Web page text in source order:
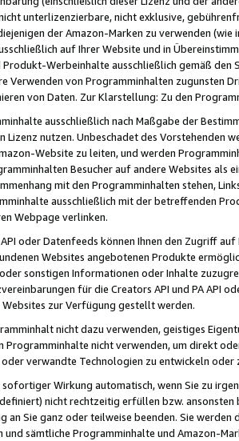
unterlizenzierbare, nicht exklusive,
der Amazon-Marken zu verwenden
auf Ihrer Website und in
Produkt-Werbeinhalte ausschließlich gemäß
Verwenden von Programminhalten zugunsten
von Daten. Zur Klarstellung: Zu den
ausschließlich nach Maßgabe der
Lizenz nutzen. Unbeschadet des Vorstehenden
Website zu leiten, und werden
Besucher auf andere Websites als
mit den Programminhalten stehen,
ausschließlich mit der betreffenden
Webpage verlinken.
API oder Datenfeeds können Ihnen den Zugriff
Websites angebotenen Produkte
sonstigen Informationen oder Inhalte
für die Creators API und PA API
Websites zur Verfügung gestellt werden.
nicht dazu verwenden, geistiges
Programminhalte nicht verwenden, um direkt
oder verwandte Technologien zu entwickeln
sofortiger Wirkung automatisch, wenn Sie zu
nicht rechtzeitig erfüllen bzw. ansonsten
an Sie ganz oder teilweise beenden. Sie werden
und sämtliche Programminhalte und Amazon-